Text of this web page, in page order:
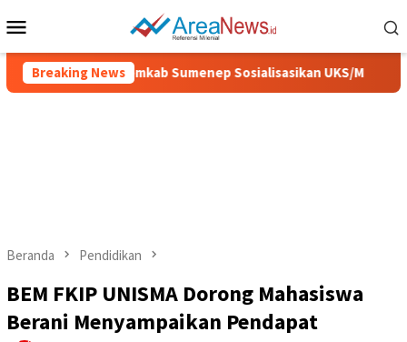
ke
Mobile
Breaking News
Sehat, Pemkab Sumenep Sosialisasikan UKS/M
Beranda Pendidikan
BEM FKIP UNISMA Dorong Mahasiswa
Berani Menyampaikan Pendapat